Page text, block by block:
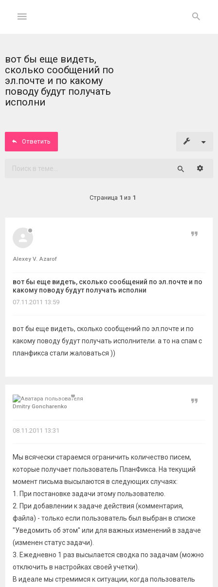
ГЛАВНАЯ
На
главную
ФОРУМ
Темы
вот бы еще видеть,
сколько сообщений по
эл.почте и по какому
поводу будут получать
исполни
Ответить
Страница 1 из 1
Alexey V. Azarof
вот бы еще видеть, сколько сообщений по эл.почте и по
какому поводу будут получать исполни
Цитата
07.11.2011 13:59
вот бы еще видеть, сколько сообщений по эл.почте и по
какому поводу будут получать исполнители. а то на спам с
планфикса стали жаловаться ))
Dmitry Goncharenko
Цитата
08.11.2011 13:31
Мы всячески стараемся ограничить количество писем,
которые получает пользователь ПланФикса. На текущий
момент письма высылаются в следующих случаях:
1. При постановке задачи этому пользователю.
2. При добавлении к задаче действия (комментария,
файла) - только если пользователь был выбран в списке
"Уведомить об этом" или для важных изменений в задаче
(изменен статус задачи).
3. Ежедневно 1 раз высылается сводка по задачам (можно
отключить в настройках своей учетки).
В идеале мы стремимся к ситуации, когда пользователь